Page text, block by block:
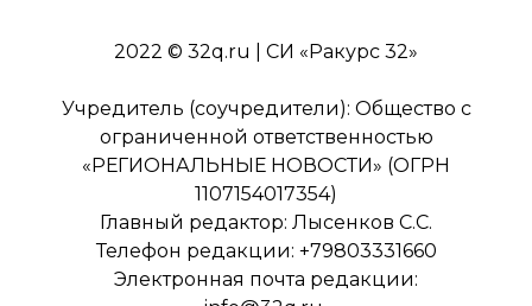
2022 © 32q.ru | СИ «Ракурс 32»
Учредитель (соучредители): Общество с
ограниченной ответственностью
«РЕГИОНАЛЬНЫЕ НОВОСТИ» (ОГРН
1107154017354)
Главный редактор: Лысенков С.С.
Телефон редакции: +79803331660
Электронная почта редакции: